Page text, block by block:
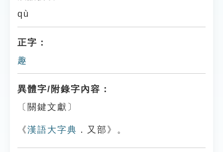
qù
正字：
趣
異體字/附錄字內容：
〔關鍵文獻〕
《漢語大字典 ．又部》。